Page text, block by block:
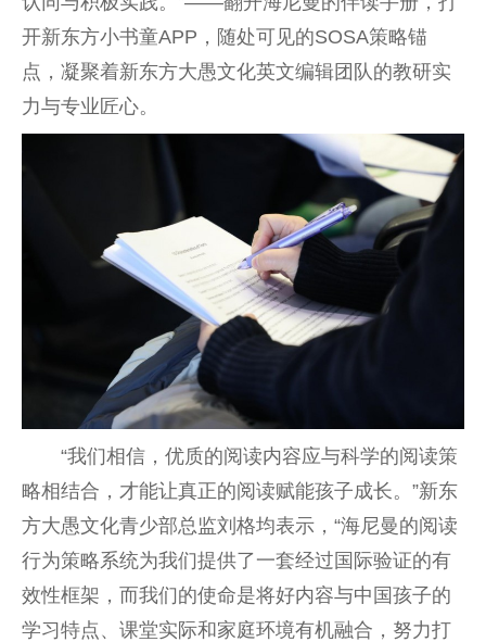
开新东方小书童APP，随处可见的SOSA策略锚
点，凝聚着新东方大愚文化英文编辑团队的教研实
力与专业匠心。
“我们相信，优质的阅读内容应与科学的阅读策
略相结合，才能让真正的阅读赋能孩子成长。”新东
方大愚文化青少部总监刘格均表示，“海尼曼的阅读
行为策略系统为我们提供了一套经过国际验证的有
效性框架，而我们的使命是将好内容与中国孩子的
学习特点、课堂实际和家庭环境有机融合，努力打